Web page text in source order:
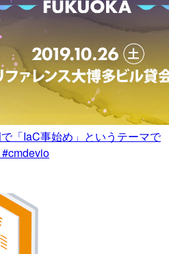
「IaC事始め」というテーマで